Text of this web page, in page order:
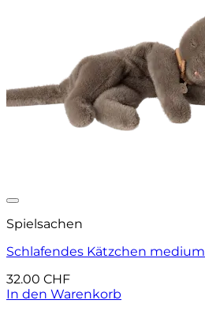
Spielsachen
Schlafendes Kätzchen medium
32.00 CHF
In den Warenkorb